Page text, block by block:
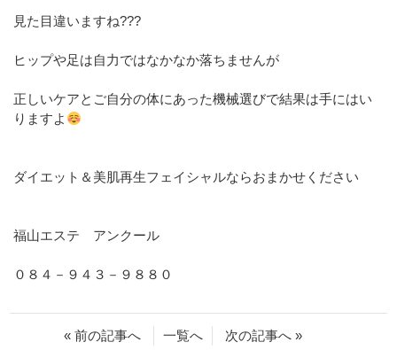
見た目違いますね???
ヒップや足は自力ではなかなか落ちませんが
正しいケアとご自分の体にあった機械選びで結果は手にはい
りますよ
ダイエット＆美肌再生フェイシャルならおまかせください
福山エステ アンクール
０８４－９４３－９８８０
« 前の記事へ 一覧へ 次の記事へ »